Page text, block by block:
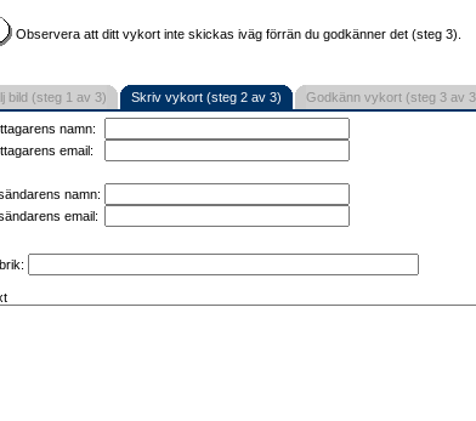
Observera att ditt vykort inte skickas iväg förrän du godkänner det (steg 3).
bild (steg 1 av 3) Skriv vykort (steg 2 av 3) Godkänn vykort (steg 3 av
namn:
email:
namn:
email: